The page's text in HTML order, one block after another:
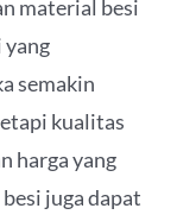
material besi
yang
semakin
kualitas
harga yang
juga dapat